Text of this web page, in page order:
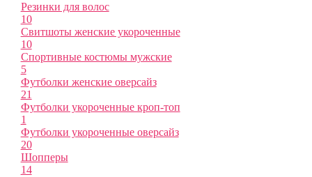
Резинки для волос
10
Свитшоты женские укороченные
10
Спортивные костюмы мужские
5
Футболки женские оверсайз
21
Футболки укороченные кроп-топ
1
Футболки укороченные оверсайз
20
Шопперы
14